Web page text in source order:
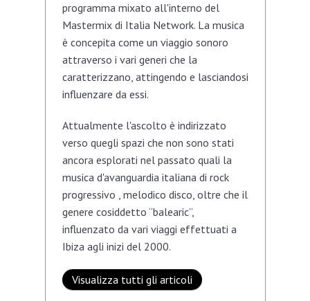
programma mixato all'interno del
Mastermix di Italia Network. La musica
è concepita come un viaggio sonoro
attraverso i vari generi che la
caratterizzano, attingendo e lasciandosi
influenzare da essi.
Attualmente l'ascolto è indirizzato
verso quegli spazi che non sono stati
ancora esplorati nel passato quali la
musica d'avanguardia italiana di rock
progressivo , melodico disco, oltre che il
genere cosiddetto “balearic”,
influenzato da vari viaggi effettuati a
Ibiza agli inizi del 2000.
Visualizza tutti gli articoli